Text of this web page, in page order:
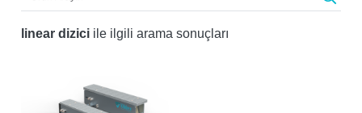
linear dizici ile ilgili arama sonuçları